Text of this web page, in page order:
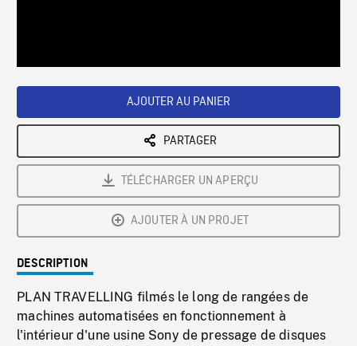
AJOUTER AU PANIER
PARTAGER
TÉLÉCHARGER UN APERÇU
AJOUTER À UN PROJET
DESCRIPTION
PLAN TRAVELLING filmés le long de rangées de
machines automatisées en fonctionnement à
l'intérieur d'une usine Sony de pressage de disques